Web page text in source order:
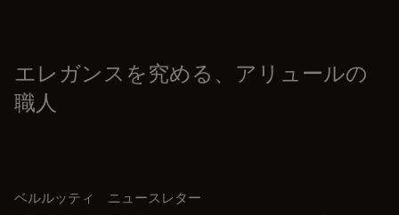
エレガンスを究める、アリュールの
職人
ベルルッティ ニュースレター